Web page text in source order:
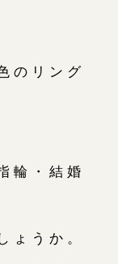
のリング
輪・結婚
ょうか。